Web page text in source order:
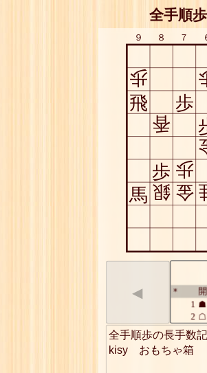
全手順
９ ８ ７
歩
飛 歩
香
歩 歩
馬 銀 金
◀ *
1 ☗
2
3☗
4☖
5
全手順歩の長手数
kisy　おもちゃ箱